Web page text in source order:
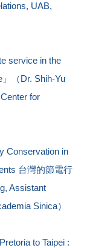
UAB,
service in the
（Dr. Shih-Yu
for
Conservation in
台灣的節電行
Assistant
Sinica）
to Taipei :